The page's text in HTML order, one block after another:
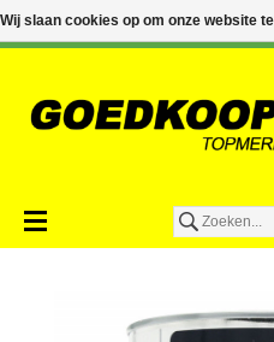
Toevoegen
Wij slaan cookies op om onze website